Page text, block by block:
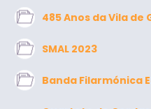
485 Anos da Vila de
SMAL 2023
Banda Filarmónica